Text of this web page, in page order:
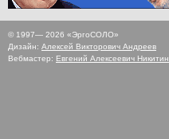
© 1997— 2026 «ЭргоСОЛО»
Дизайн: Алексей Викторович Андреев
Вебмастер: Евгений Алексеевич Никитин